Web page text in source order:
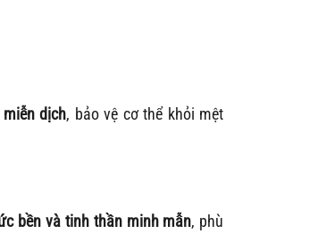
dịch, bảo vệ cơ thể khỏi mệt
bền và tinh thần minh mẫn, phù